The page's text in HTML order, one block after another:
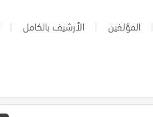
المؤلفين الأرشيف بالكامل